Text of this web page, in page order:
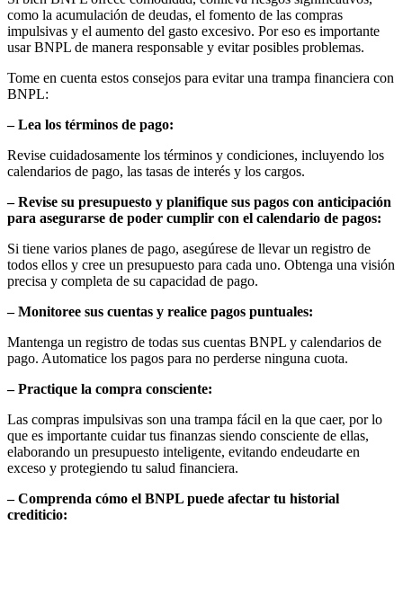
como la acumulación de deudas, el fomento de las compras
impulsivas y el aumento del gasto excesivo. Por eso es importante
usar BNPL de manera responsable y evitar posibles problemas.
Tome en cuenta estos consejos para evitar una trampa financiera con
BNPL:
– Lea los términos de pago:
Revise cuidadosamente los términos y condiciones, incluyendo los
calendarios de pago, las tasas de interés y los cargos.
– Revise su presupuesto y planifique sus pagos con anticipación
para asegurarse de poder cumplir con el calendario de pagos:
Si tiene varios planes de pago, asegúrese de llevar un registro de
todos ellos y cree un presupuesto para cada uno. Obtenga una visión
precisa y completa de su capacidad de pago.
– Monitoree sus cuentas y realice pagos puntuales:
Mantenga un registro de todas sus cuentas BNPL y calendarios de
pago. Automatice los pagos para no perderse ninguna cuota.
– Practique la compra consciente:
Las compras impulsivas son una trampa fácil en la que caer, por lo
que es importante cuidar tus finanzas siendo consciente de ellas,
elaborando un presupuesto inteligente, evitando endeudarte en
exceso y protegiendo tu salud financiera.
– Comprenda cómo el BNPL puede afectar tu historial
crediticio: